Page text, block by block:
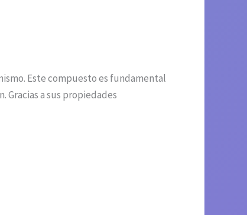
Este compuesto es fundamental
Gracias a sus propiedades